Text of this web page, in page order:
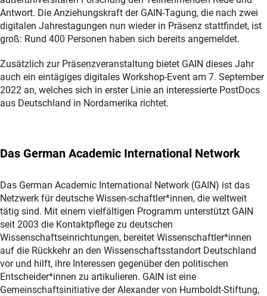
Antwort. Die Anziehungskraft der GAIN-Tagung, die nach zwei
digitalen Jahrestagungen nun wieder in Präsenz stattfindet, ist
groß: Rund 400 Personen haben sich bereits angemeldet.
Zusätzlich zur Präsenzveranstaltung bietet GAIN dieses Jahr
auch ein eintägiges digitales Workshop-Event am 7. September
2022 an, welches sich in erster Linie an interessierte PostDocs
aus Deutschland in Nordamerika richtet.
Das German Academic International Network
Das German Academic International Network (GAIN) ist das
Netzwerk für deutsche Wissen-schaftler*innen, die weltweit
tätig sind. Mit einem vielfältigen Programm unterstützt GAIN
seit 2003 die Kontaktpflege zu deutschen
Wissenschaftseinrichtungen, bereitet Wissenschaftler*innen
auf die Rückkehr an den Wissenschaftsstandort Deutschland
vor und hilft, ihre Interessen gegenüber den politischen
Entscheider*innen zu artikulieren. GAIN ist eine
Gemeinschaftsinitiative der Alexander von Humboldt-Stiftung,